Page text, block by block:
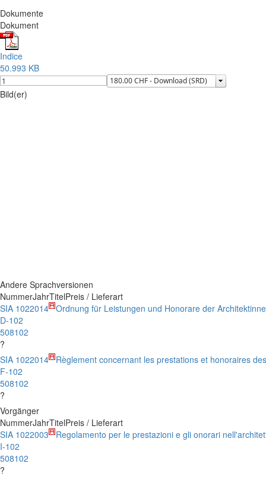
Dokumente
Dokument
Indice
50.993 KB
Bild(er)
Andere Sprachversionen
NummerJahrTitelPreis / Lieferart
SIA 102
D-102
508102
?
2014 Ordnung für Leistungen und Honorare der
SIA 102
F-102
508102
?
2014 Règlement concernant les prestations et honoraires
Vorgänger
NummerJahrTitelPreis / Lieferart
SIA 102
I-102
508102
?
2003 Regolamento per le prestazioni e gli onorari